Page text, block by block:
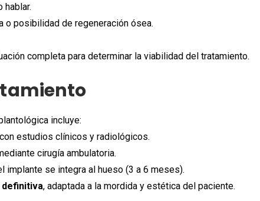
hablar.
o posibilidad de regeneración ósea.
completa para determinar la viabilidad del tratamiento.
incluye:
estudios clínicos y radiológicos.
cirugía ambulatoria.
implante se integra al hueso (3 a 6 meses).
, adaptada a la mordida y estética del paciente.